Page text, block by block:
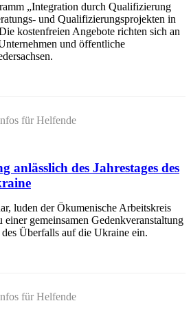
„Integration durch Qualifizierung
und Qualifizierungsprojekten in
kostenfreien Angebote richten sich an
und öffentliche
für Helfende
anlässlich des Jahrestages des
luden der Ökumenische Arbeitskreis
gemeinsamen Gedenkveranstaltung
des Überfalls auf die Ukraine ein.
für Helfende